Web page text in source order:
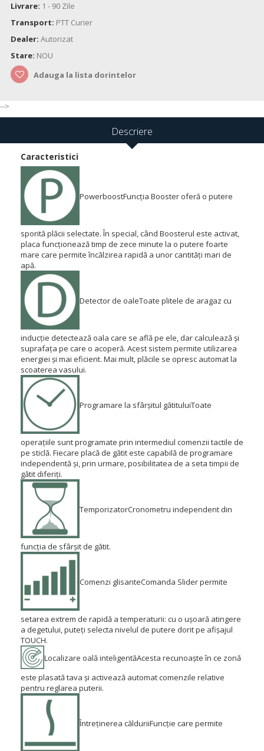
Livrare: 1 - 90 Zile
Transport: PTT Curier
Dealer: Autorizat
Stare: NOU
Adauga la lista dorintelor
-->
Descriere
Caracteristici
PowerboostFuncția Booster oferă o putere
sporită plăcii selectate.În special, când Boosterul este activat,
placa funcționează timp de zece minute la o putere foarte
mare care permite încălzirea rapidă a unor cantități mari de
apă.
Detector de oaleToate plitele de aragaz cu
inducție detectează oala care se află pe ele, dar calculează și
suprafața pe care o acoperă. Acest sistem permite utilizarea
energiei și mai eficient. Mai mult, plăcile se opresc automat la
scoaterea vasului.
Programare la sfârșitul gătituluiToate
operațiile sunt programate prin intermediul comenzii tactile de
pe sticlă. Fiecare placă de gătit este capabilă de programare
independentă și, prin urmare, posibilitatea de a seta timpii de
gătit diferiți.
TemporizatorCronometru independent din
funcția de sfârșit de gătit.
Comenzi glisanteComanda Slider permite
setarea extrem de rapidă a temperaturii: cu o ușoară atingere
a degetului, puteți selecta nivelul de putere dorit pe afișajul
TOUCH.
Localizare oală inteligentăAcesta recunoaște în ce zonă
este plasată tava și activează automat comenzile relative
pentru reglarea puterii.
Întreținerea călduriiFuncție care permite